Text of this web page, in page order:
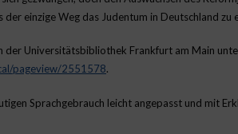
der einzige Weg das Judentum in Deutschland
der Universitätsbibliothek Frankfurt am Main
pageview/2551578.
Sprachgebrauch leicht angepasst und mit